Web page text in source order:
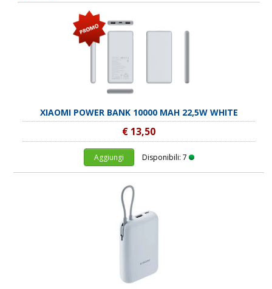
XIAOMI POWER BANK 10000 MAH 22,5W WHITE
€ 13,50
Aggiungi Disponibili: 7